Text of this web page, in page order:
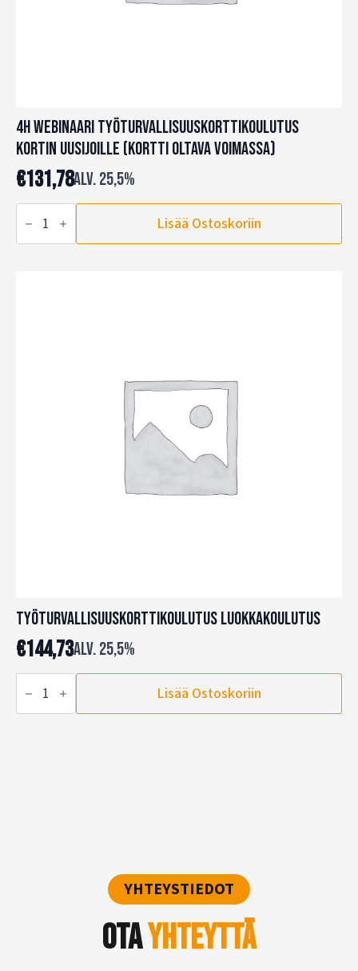
4h Webinaari Työturvallisuuskorttikoulutus
kortin uusijoille (kortti oltava voimassa)
€131,78alv. 25,5%
4h
Webinaari
Työturvallisuuskorttikoulutus
Lisää Ostoskoriin
Työturvallisuuskorttikoulutus Luokkakoulutus
€144,73alv. 25,5%
Työturvallisuuskorttikoulutus
Luokkakoulutus
määrä
Lisää Ostoskoriin
YHTEYSTIEDOT
Otayhteyttä